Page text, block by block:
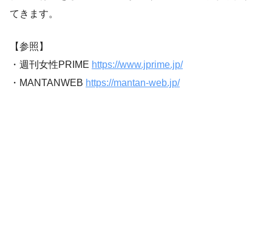
てきます。
【参照】
・週刊女性PRIME https://www.jprime.jp/
・MANTANWEB https://mantan-web.jp/